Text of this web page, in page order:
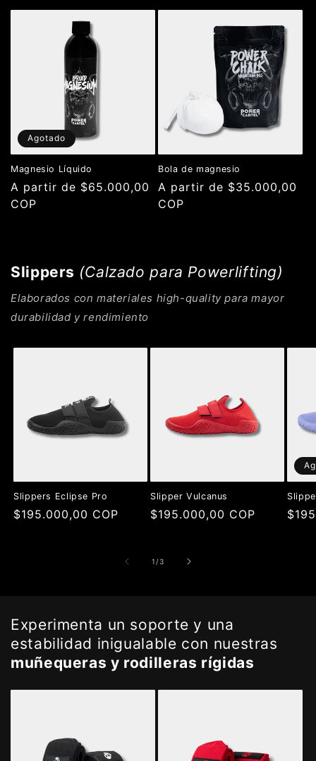
Agotado
Magnesio Líquido
Precio
habitual
A partir de $65.000,00
COP
Bola de magnesio
Precio
habitual
A partir de $35.000,00
COP
Slippers (Calzado para Powerlifting)
Elaborados con materiales high-quality para mayor
durabilidad y rendimiento
Slippers Eclipse Pro
Precio
$195.000,00 COP
Slipper Vulcanus
Precio
$195.000,00 COP
1 /de
3
Experimenta un soporte y una
estabilidad inigualable con nuestras
muñequeras y rodilleras rígidas